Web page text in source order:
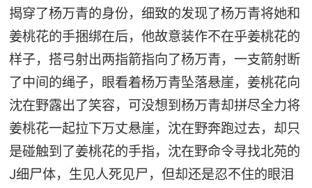
揭穿了杨万青的身份，细致的发现了杨万青将她和
姜桃花的手捆绑在后，他故意装作不在乎姜桃花的
样子，搭弓射出两指箭指向了杨万青，一支箭射断
了中间的绳子，眼看着杨万青坠落悬崖，姜桃花向
沈在野露出了笑容，可没想到杨万青却拼尽全力将
姜桃花一起拉下万丈悬崖，沈在野奔跑过去，却只
是碰触到了姜桃花的手指，沈在野命令寻找北苑的
J细尸体，生见人死见尸，但却还是忍不住的眼泪